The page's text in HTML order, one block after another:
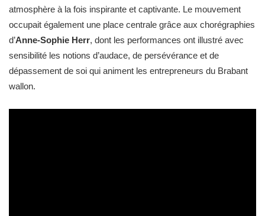
atmosphère à la fois inspirante et captivante. Le mouvement
occupait également une place centrale grâce aux chorégraphies
d’Anne-Sophie Herr, dont les performances ont illustré avec
sensibilité les notions d’audace, de persévérance et de
dépassement de soi qui animent les entrepreneurs du Brabant
wallon.